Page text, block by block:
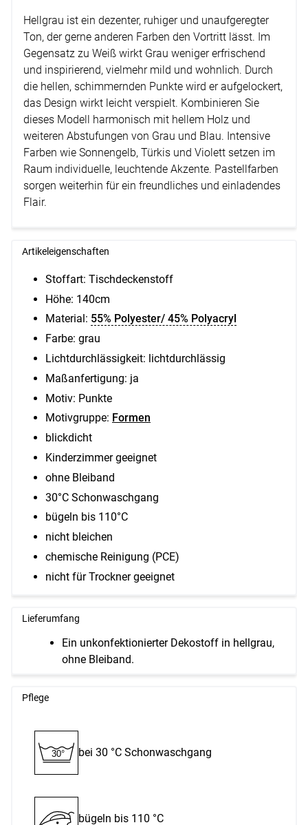
Hellgrau ist ein dezenter, ruhiger und unaufgeregter
Ton, der gerne anderen Farben den Vortritt lässt. Im
Gegensatz zu Weiß wirkt Grau weniger erfrischend
und inspirierend, vielmehr mild und wohnlich. Durch
die hellen, schimmernden Punkte wird er aufgelockert,
das Design wirkt leicht verspielt. Kombinieren Sie
dieses Modell harmonisch mit hellem Holz und
weiteren Abstufungen von Grau und Blau. Intensive
Farben wie Sonnengelb, Türkis und Violett setzen im
Raum individuelle, leuchtende Akzente. Pastellfarben
sorgen weiterhin für ein freundliches und einladendes
Flair.
Artikeleigenschaften
Stoffart: Tischdeckenstoff
Höhe: 140cm
Material: 55% Polyester/ 45% Polyacryl
Farbe: grau
Lichtdurchlässigkeit: lichtdurchlässig
Maßanfertigung: ja
Motiv: Punkte
Motivgruppe: Formen
blickdicht
Kinderzimmer geeignet
ohne Bleiband
30°C Schonwaschgang
bügeln bis 110°C
nicht bleichen
chemische Reinigung (PCE)
nicht für Trockner geeignet
Lieferumfang
Ein unkonfektionierter Dekostoff in hellgrau,
ohne Bleiband.
Pflege
30° bei 30 °C Schon­waschgang
bügeln bis 110 °C